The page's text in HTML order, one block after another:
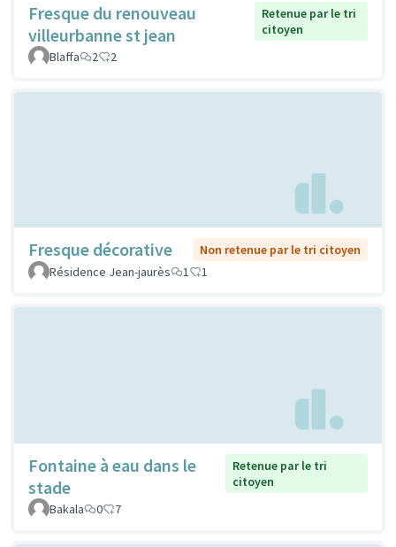
Fresque du renouveau
villeurbanne st jean
Retenue par le tri
citoyen
Blaffa
2 2
Fresque décorative
Non retenue par le tri citoyen
Résidence Jean-jaurès
1 1
Fontaine à eau dans le
stade
Retenue par le tri
citoyen
Bakala
0 7